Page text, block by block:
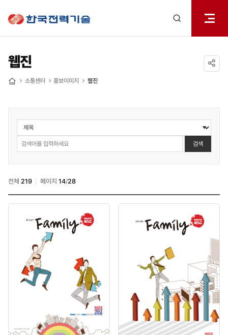
열기
웹진
소통센터 홍보이미지 웹진
소통센터
>
홍보책자
>
웹진
검색
전체 219 페이지 14/28